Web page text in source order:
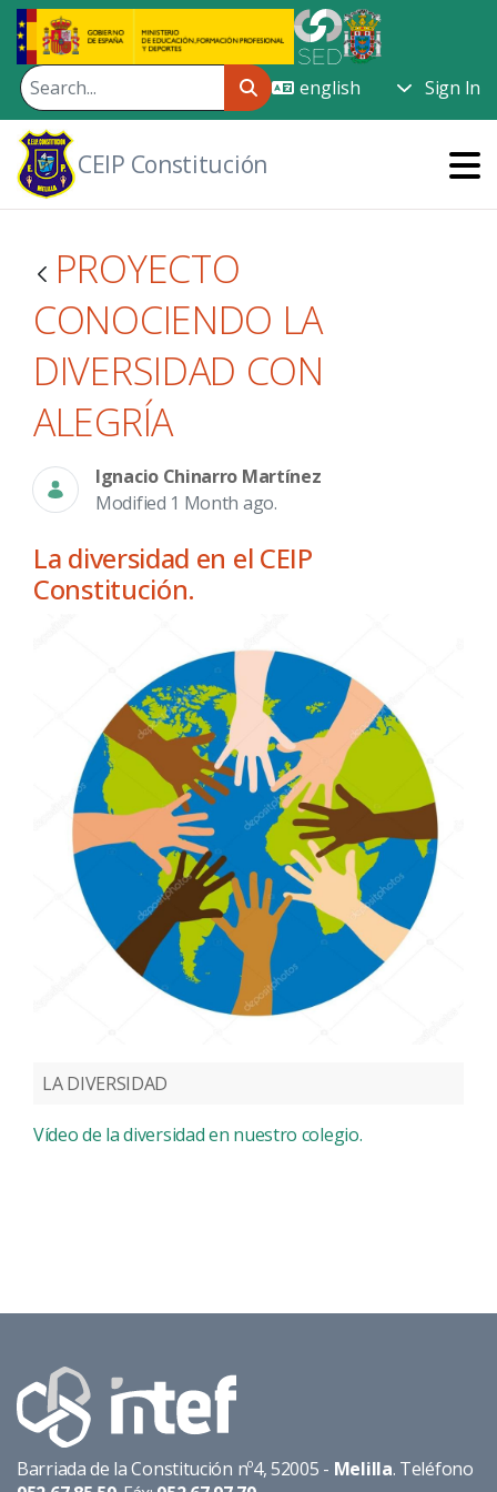
Skip to Main Content
Sign In
CEIP Constitución
PROYECTO
CONOCIENDO LA
DIVERSIDAD CON
ALEGRÍA
Ignacio Chinarro Martínez
Modified 1 Month ago.
La diversidad en el CEIP
Constitución.
LA DIVERSIDAD
Vídeo de la diversidad en nuestro colegio.
Barriada de la Constitución nº4, 52005 - Melilla. Teléfono